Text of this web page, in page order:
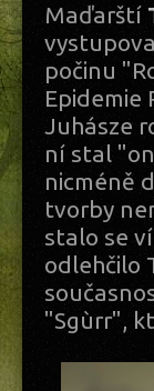
Maďarští
počinu
Epidemie
Juhásze
ní stal
nicméně
tvorby
stalo se
odlehčilo
"Sgùrr",